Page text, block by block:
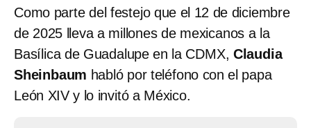
Como parte del festejo que el 12 de diciembre
de 2025 lleva a millones de mexicanos a la
Basílica de Guadalupe en la CDMX, Claudia
Sheinbaum habló por teléfono con el papa
León XIV y lo invitó a México.